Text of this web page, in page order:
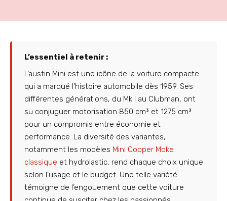
L’essentiel à retenir :
L’austin Mini est une icône de la voiture compacte
qui a marqué l’histoire automobile dès 1959. Ses
différentes générations, du Mk I au Clubman, ont
su conjuguer motorisation 850 cm³ et 1275 cm³
pour un compromis entre économie et
performance. La diversité des variantes,
notamment les modèles Mini Cooper Moke
classique et hydrolastic, rend chaque choix unique
selon l’usage et le budget. Une telle variété
témoigne de l’engouement que cette voiture